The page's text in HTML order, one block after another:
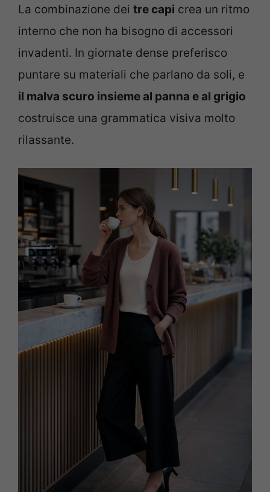
La combinazione dei tre capi crea un ritmo
interno che non ha bisogno di accessori
invadenti. In giornate dense preferisco
puntare su materiali che parlano da soli, e
il malva scuro insieme al panna e al grigio
costruisce una grammatica visiva molto
rilassante.